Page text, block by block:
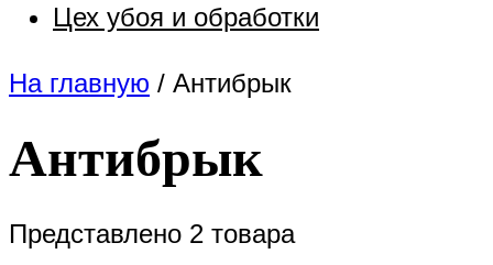
Цех убоя и обработки
На главную / Антибрык
Антибрык
Представлено 2 товара